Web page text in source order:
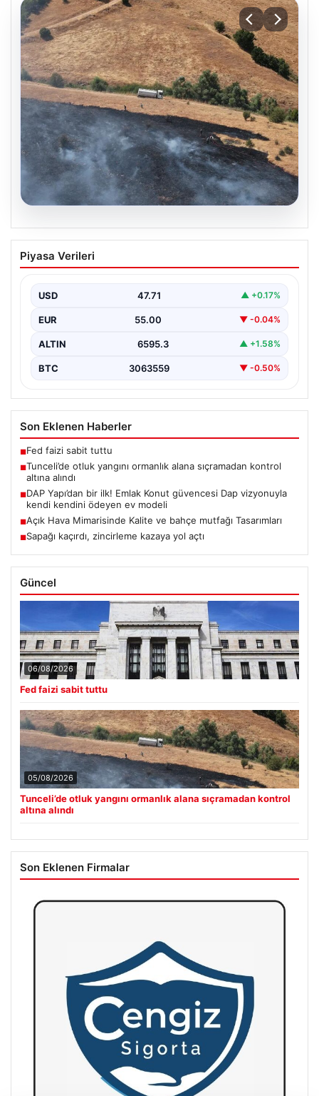
Tunceli’de otluk yangını ormanlık alana
sıçramadan kontrol altına alındı
arasında bulunan otlaklık bölgede henüz
belirlenemeyen bir nedenle…
Piyasa Verileri
USD 47.71 ▲ +0.17%
EUR 55.00 ▼ -0.04%
ALTIN 6595.3 ▲ +1.58%
BTC 3063559 ▼ -0.50%
Son Eklenen Haberler
■Fed faizi sabit tuttu
■Tunceli’de otluk yangını ormanlık alana sıçramadan kontrol
altına alındı
■DAP Yapı’dan bir ilk! Emlak Konut güvencesi Dap vizyonuyla
kendi kendini ödeyen ev modeli
■Açık Hava Mimarisinde Kalite ve bahçe mutfağı Tasarımları
■Sapağı kaçırdı, zincirleme kazaya yol açtı
Güncel
06/08/2026
Fed faizi sabit tuttu
05/08/2026
Tunceli’de otluk yangını ormanlık alana sıçramadan kontrol
altına alındı
Son Eklenen Firmalar